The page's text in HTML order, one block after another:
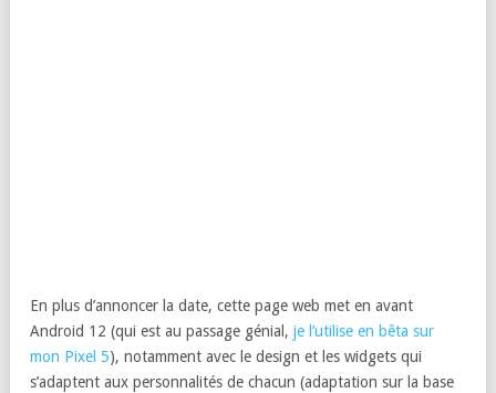
En plus d’annoncer la date, cette page web met en avant
Android 12 (qui est au passage génial, je l’utilise en bêta sur
mon Pixel 5), notamment avec le design et les widgets qui
s’adaptent aux personnalités de chacun (adaptation sur la base